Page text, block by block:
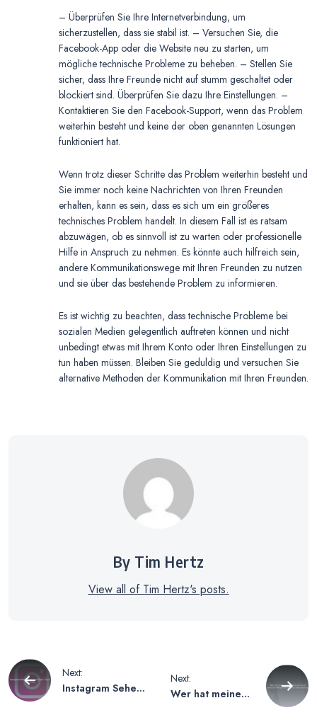
– Überprüfen Sie Ihre Internetverbindung, um
sicherzustellen, dass sie stabil ist. – Versuchen Sie, die
Facebook-App oder die Website neu zu starten, um
mögliche technische Probleme zu beheben. – Stellen Sie
sicher, dass Ihre Freunde nicht auf stumm geschaltet oder
blockiert sind. Überprüfen Sie dazu Ihre Einstellungen. –
Kontaktieren Sie den Facebook-Support, wenn das Problem
weiterhin besteht und keine der oben genannten Lösungen
funktioniert hat.
Wenn trotz dieser Schritte das Problem weiterhin besteht und
Sie immer noch keine Nachrichten von Ihren Freunden
erhalten, kann es sein, dass es sich um ein größeres
technisches Problem handelt. In diesem Fall ist es ratsam
abzuwägen, ob es sinnvoll ist zu warten oder professionelle
Hilfe in Anspruch zu nehmen. Es könnte auch hilfreich sein,
andere Kommunikationswege mit Ihren Freunden zu nutzen
und sie über das bestehende Problem zu informieren.
Es ist wichtig zu beachten, dass technische Probleme bei
sozialen Medien gelegentlich auftreten können und nicht
unbedingt etwas mit Ihrem Konto oder Ihren Einstellungen zu
tun haben müssen. Bleiben Sie geduldig und versuchen Sie
alternative Methoden der Kommunikation mit Ihren Freunden.
By Tim Hertz
View all of Tim Hertz's posts.
Beitragsnavigation
Next:
Instagram Sehen
Next:
Wer hat meinen